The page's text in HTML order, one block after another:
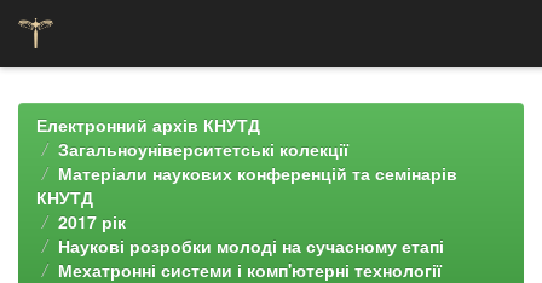
navigationЕлектронний архів КНУТД
Загальноуніверситетські колекції
Матеріали наукових конференцій та семінарів
КНУТД
2017 рік
Наукові розробки молоді на сучасному етапі
Мехатронні системи і комп'ютерні технології